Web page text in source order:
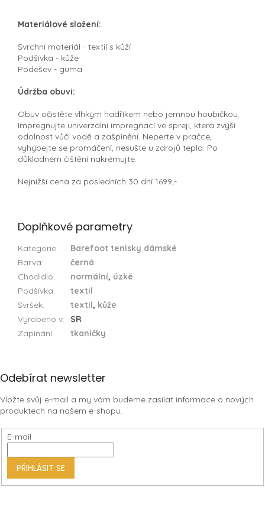
Materiálové složení:
Svrchní materiál - textil s kůží
Podšívka - kůže
Podešev - guma
Údržba obuvi:
Obuv očistěte vlhkým hadříkem nebo jemnou houbičkou.
Impregnujte univerzální impregnací ve spreji, která zvýší
odolnost vůči vodě a zašpinění. Neperte v pračce,
vyhýbejte se promáčení, nesušte u zdrojů tepla. Po
důkladném čištění nakrémujte.
Nejnižší cena za posledních 30 dní 1699,-
Doplňkové parametry
Kategorie:
Barefoot tenisky dámské
Barva:
černá
Chodidlo: normální, úzké
Podšívka:
textil
Svršek: textil , kůže
Vyrobeno v:
SR
Zapínání: tkaničky
Z
p
a
t
Odebírat newsletter
Vložte svůj e-mail a my vám budeme zasílat informace o nových
produktech na našem e-shopu.
E-mail
PŘIHLÁSIT SE